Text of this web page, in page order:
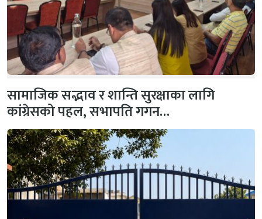
सामाजिक सद्भाव र शान्ति सुरक्षाका लागि
कांग्रेसको पहल, सभापति गगन…